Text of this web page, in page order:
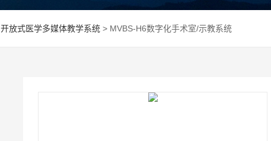
开放式医学多媒体教学系统 > MVBS-H6数字化手术室/示教系统